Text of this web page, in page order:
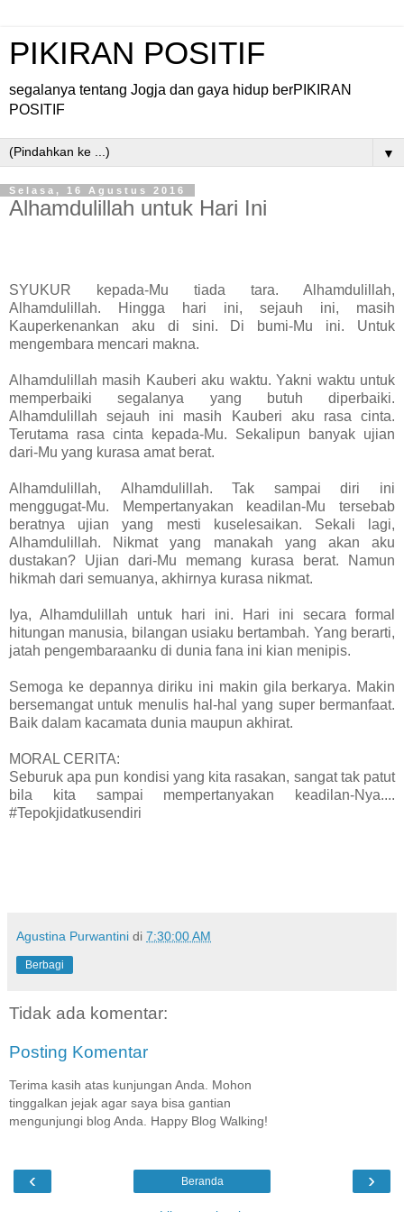
PIKIRAN POSITIF
segalanya tentang Jogja dan gaya hidup berPIKIRAN
POSITIF
▼
Selasa, 16 Agustus 2016
Alhamdulillah untuk Hari Ini
SYUKUR kepada-Mu tiada tara. Alhamdulillah,
Alhamdulillah. Hingga hari ini, sejauh ini, masih
Kauperkenankan aku di sini. Di bumi-Mu ini. Untuk
mengembara mencari makna.
Alhamdulillah masih Kauberi aku waktu. Yakni waktu untuk
memperbaiki segalanya yang butuh diperbaiki.
A lhamdulillah sejauh ini masih Kauberi aku rasa cinta.
Terutama rasa cinta kepada-Mu. Sekalipun banyak ujian
dari-Mu yang kurasa amat berat.
Alhamdulillah, Alhamdulillah. Tak sampai diri ini
menggugat-Mu. Mempertanyakan keadilan-Mu tersebab
beratnya ujian yang mesti kuselesaikan. Sekali lagi,
A lhamdulillah. Nikmat yang manakah yang akan aku
dustakan? Ujian dari-Mu memang kurasa berat. Namun
hikmah dari semuanya, akhirnya kurasa nikmat.
Iya, A lhamdulillah untuk hari ini. Hari ini secara formal
hitungan manusia, bilangan usiaku bertambah. Yang berarti,
jatah pengembaraanku di dunia fana ini kian menipis.
Semoga ke depannya diriku ini makin gila berkarya. Makin
bersemangat untuk menulis hal-hal yang super bermanfaat.
Baik dalam kacamata dunia maupun akhirat.
MORAL CERITA:
Seburukapa pun kondisi yang kita rasakan, sangat tak patut
bila kita sampai mempertanyakan keadilan-Nya....
#Tepokjidatkusendiri
Agustina Purwantini di 7:30:00 AM
Berbagi
Tidak ada komentar:
Posting Komentar
Terima kasih atas kunjungan Anda. Mohon
tinggalkan jejak agar saya bisa gantian
mengunjungi blog Anda. Happy Blog Walking!
‹ ›
Beranda